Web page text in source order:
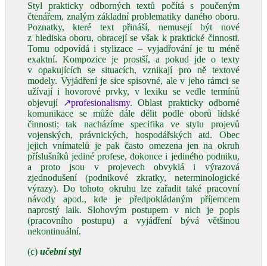
Styl prakticky odborných textů počítá s poučeným
čtenářem, znalým základní problematiky daného oboru.
Poznatky, které text přináší, nemusejí být nové
z hlediska oboru, obracejí se však k praktické činnosti.
Tomu odpovídá i stylizace – vyjadřování je tu méně
exaktní. Kompozice je prostší, a pokud jde o texty
v opakujících se situacích, vznikají pro ně textové
modely. Vyjádření je sice spisovné, ale v jeho rámci se
užívají i hovorové prvky, v lexiku se vedle termínů
objevují ↗profesionalismy. Oblast prakticky odborné
komunikace se může dále dělit podle oborů lidské
činnosti; tak nacházíme specifika ve stylu projevů
vojenských, právnických, hospodářských atd. Obec
jejich vnímatelů je pak často omezena jen na okruh
příslušníků jediné profese, dokonce i jediného podniku,
a proto jsou v projevech obvyklá i výrazová
zjednodušení (podnikové zkratky, neterminologické
výrazy). Do tohoto okruhu lze zařadit také pracovní
návody apod., kde je předpokládaným příjemcem
naprostý laik. Slohovým postupem v nich je popis
(pracovního postupu) a vyjádření bývá většinou
nekontinuální.
(c) učební styl